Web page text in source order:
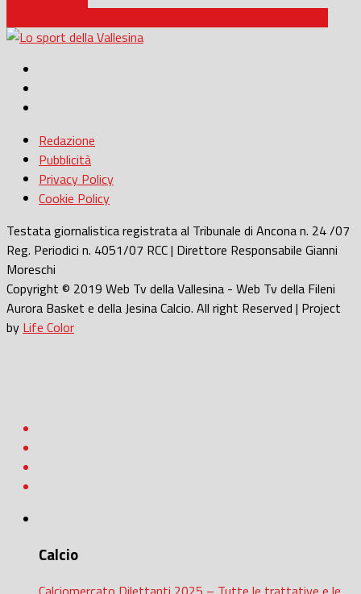
Redazione
Pubblicità
Privacy Policy
Cookie Policy
Testata giornalistica registrata al Tribunale di Ancona n. 24 /07
Reg. Periodici n. 4051/07 RCC | Direttore Responsabile Gianni
Moreschi
Copyright © 2019 Web Tv della Vallesina - Web Tv della Fileni
Aurora Basket e della Jesina Calcio. All right Reserved | Project
by Life Color
Calcio